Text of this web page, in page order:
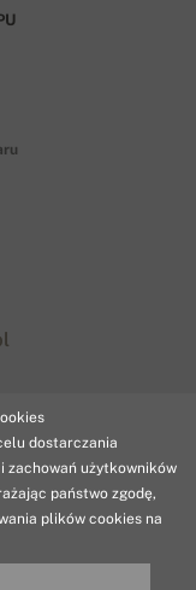
dostarczania
zachowań użytkowników
państwo zgodę,
plików cookies na